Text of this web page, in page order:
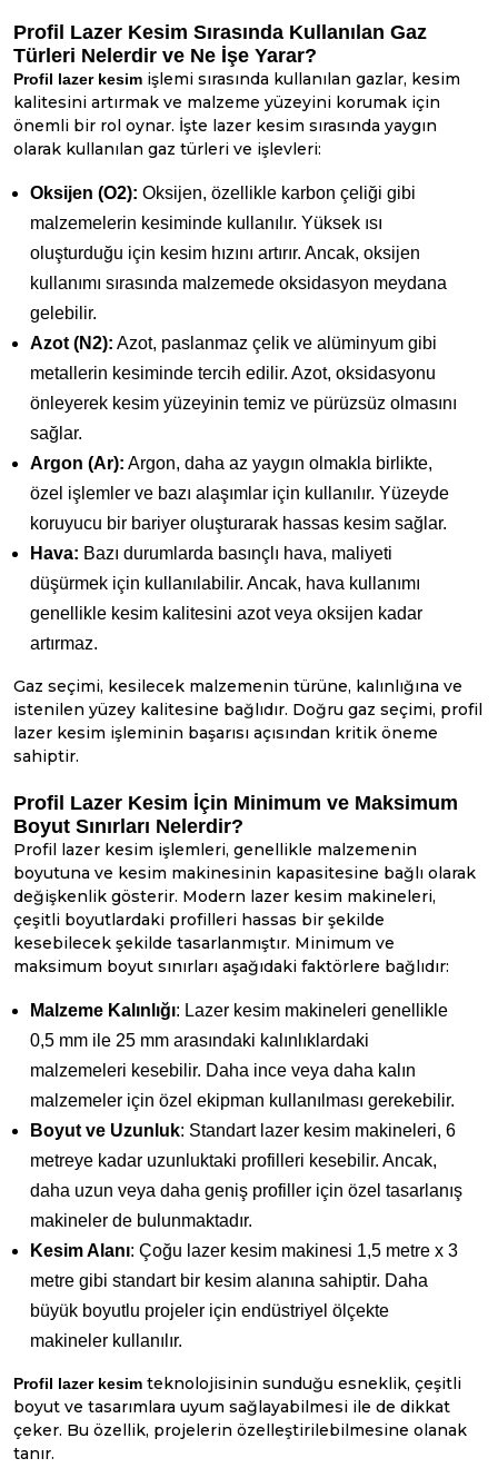
Profil Lazer Kesim Sırasında Kullanılan Gaz
Türleri Nelerdir ve Ne İşe Yarar?
Profil lazer kesim işlemi sırasında kullanılan gazlar, kesim
kalitesini artırmak ve malzeme yüzeyini korumak için
önemli bir rol oynar. İşte lazer kesim sırasında yaygın
olarak kullanılan gaz türleri ve işlevleri:
Oksijen (O2): Oksijen, özellikle karbon çeliği gibi
malzemelerin kesiminde kullanılır. Yüksek ısı
oluşturduğu için kesim hızını artırır. Ancak, oksijen
kullanımı sırasında malzemede oksidasyon meydana
gelebilir.
Azot (N2): Azot, paslanmaz çelik ve alüminyum gibi
metallerin kesiminde tercih edilir. Azot, oksidasyonu
önleyerek kesim yüzeyinin temiz ve pürüzsüz olmasını
sağlar.
Argon (Ar): Argon, daha az yaygın olmakla birlikte,
özel işlemler ve bazı alaşımlar için kullanılır. Yüzeyde
koruyucu bir bariyer oluşturarak hassas kesim sağlar.
Hava: Bazı durumlarda basınçlı hava, maliyeti
düşürmek için kullanılabilir. Ancak, hava kullanımı
genellikle kesim kalitesini azot veya oksijen kadar
artırmaz.
Gaz seçimi, kesilecek malzemenin türüne, kalınlığına ve
istenilen yüzey kalitesine bağlıdır. Doğru gaz seçimi, profil
lazer kesim işleminin başarısı açısından kritik öneme
sahiptir.
Profil Lazer Kesim İçin Minimum ve Maksimum
Boyut Sınırları Nelerdir?
Profil lazer kesim işlemleri, genellikle malzemenin
boyutuna ve kesim makinesinin kapasitesine bağlı olarak
değişkenlik gösterir. Modern lazer kesim makineleri,
çeşitli boyutlardaki profilleri hassas bir şekilde
kesebilecek şekilde tasarlanmıştır. Minimum ve
maksimum boyut sınırları aşağıdaki faktörlere bağlıdır:
Malzeme Kalınlığı: Lazer kesim makineleri genellikle
0,5 mm ile 25 mm arasındaki kalınlıklardaki
malzemeleri kesebilir. Daha ince veya daha kalın
malzemeler için özel ekipman kullanılması gerekebilir.
Boyut ve Uzunluk: Standart lazer kesim makineleri, 6
metreye kadar uzunluktaki profilleri kesebilir. Ancak,
daha uzun veya daha geniş profiller için özel tasarlanış
makineler de bulunmaktadır.
Kesim Alanı: Çoğu lazer kesim makinesi 1,5 metre x 3
metre gibi standart bir kesim alanına sahiptir. Daha
büyük boyutlu projeler için endüstriyel ölçekte
makineler kullanılır.
Profil lazer kesim teknolojisinin sunduğu esneklik, çeşitli
boyut ve tasarımlara uyum sağlayabilmesi ile de dikkat
çeker. Bu özellik, projelerin özelleştirilebilmesine olanak
tanır.